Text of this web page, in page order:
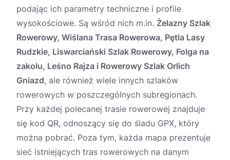
podając ich parametry techniczne i profile
wysokościowe. Są wśród nich m.in. Żelazny Szlak
Rowerowy, Wiślana Trasa Rowerowa, Pętla Lasy
Rudzkie, Liswarciański Szlak Rowerowy, Folga na
zakolu, Leśno Rajza i Rowerowy Szlak Orlich
Gniazd, ale również wiele innych szlaków
rowerowych w poszczególnych subregionach.
Przy każdej polecanej trasie rowerowej znajduje
się kod QR, odnoszący się do śladu GPX, który
można pobrać. Poza tym, każda mapa prezentuje
sieć istniejących tras rowerowych na danym